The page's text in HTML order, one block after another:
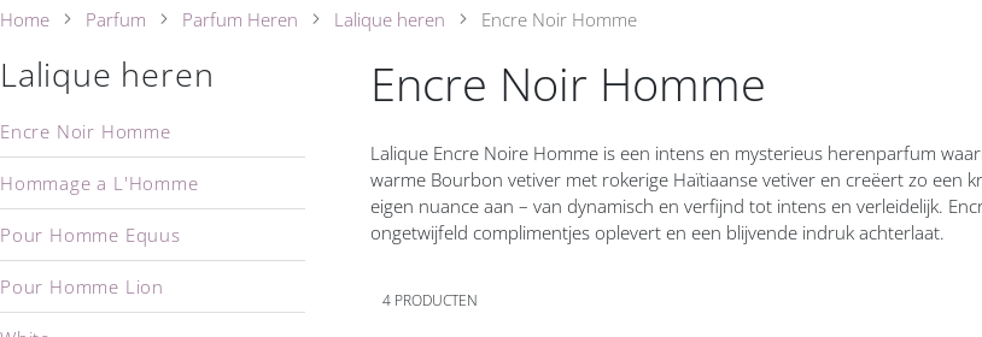
Home Parfum Parfum Heren Lalique heren Encre Noir Homme
Encre Noir Homme
Lalique Encre Noire Homme is een intens en mysterieus herenparfum
warme Bourbon vetiver met rokerige Haïtiaanse vetiver en creëert zo een
eigen nuance aan – van dynamisch en verfijnd tot intens en verleidelijk.
ongetwijfeld complimentjes oplevert en een blijvende indruk achterlaat.
4PRODUCTEN
Lalique heren
Encre Noir Homme
Hommage a L'Homme
Pour Homme Equus
Pour Homme Lion